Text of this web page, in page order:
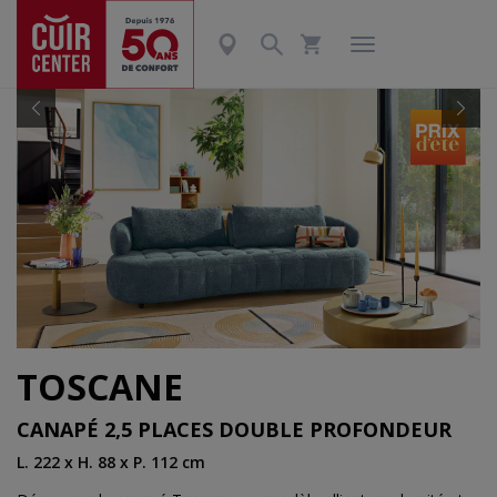
Précédent
TOSCANE
CANAPÉ 2,5 PLACES DOUBLE PROFONDEUR
L. 222 x H. 88 x P. 112 cm